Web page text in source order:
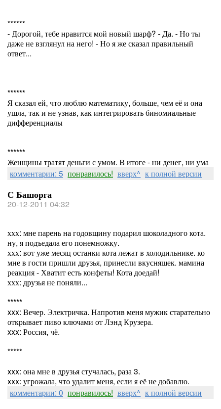
******
- Дорогой, тебе нравится мой новый шарф? - Да. - Но ты
даже не взглянул на него! - Но я же сказал правильный
ответ...
******
Я сказал ей, что люблю математику, больше, чем её и она
ушла, так и не узнав, как интегрировать биномиальные
дифференциалы
******
Женщины тратят деньги с умом. В итоге - ни денег, ни ума
комментарии: 5 понравилось! вверх^ к полной версии
С Башорга
20-12-2011 04:32
ххх: мне парень на годовщину подарил шоколадного кота.
ну, я подъедала его понемножку.
ххх: вот уже месяц останки кота лежат в холодильнике. ко
мне в гости пришли друзья, принесли вкусняшек. мамина
реакция - Хватит есть конфеты! Кота доедай!
ххх: друзья не поняли...
*****
xxx: Вечер. Электричка. Напротив меня мужик старательно
открывает пиво ключами от Лэнд Крузера.
xxx: Россия, чё.
*****
xxx: она мне в друзья стучалась, раза 3.
xxx: угрожала, что удалит меня, если я её не добавлю.
комментарии: 0 понравилось! вверх^ к полной версии